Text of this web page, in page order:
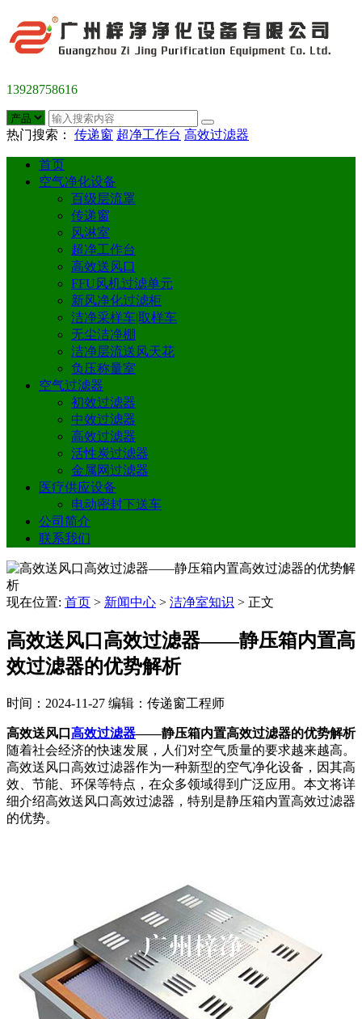
13928758616
热门搜索： 传递窗 超净工作台 高效过滤器
首页
空气净化设备
百级层流罩
传递窗
风淋室
超净工作台
高效送风口
FFU风机过滤单元
新风净化过滤柜
洁净采样车|取样车
无尘洁净棚
洁净层流送风天花
负压称量室
空气过滤器
初效过滤器
中效过滤器
高效过滤器
活性炭过滤器
金属网过滤器
医疗供应设备
电动密封下送车
公司简介
联系我们
现在位置: 首页 > 新闻中心 > 洁净室知识 > 正文
高效送风口高效过滤器——静压箱内置高
效过滤器的优势解析
时间：2024-11-27 编辑：传递窗工程师
高效送风口 高效过滤器——静压箱内置高效过滤器的优势解析
随着社会经济的快速发展，人们对空气质量的要求越来越高。
高效送风口高效过滤器作为一种新型的空气净化设备，因其高
效、节能、环保等特点，在众多领域得到广泛应用。本文将详
细介绍高效送风口高效过滤器，特别是静压箱内置高效过滤器
的优势。